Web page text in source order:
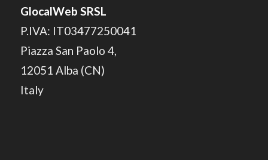
GlocalWeb SRSL
P.IVA: IT03477250041
Piazza San Paolo 4,
12051 Alba (CN)
Italy